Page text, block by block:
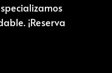
¡Reserva